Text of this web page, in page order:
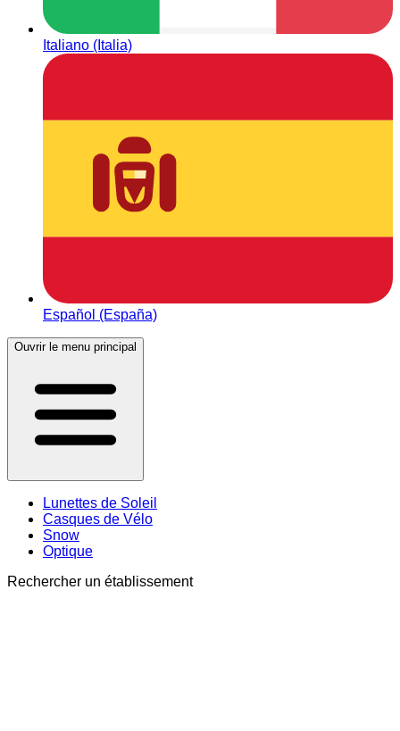
Italiano (Italia)
Español (España)
Ouvrir le menu principal
Lunettes de Soleil
Casques de Vélo
Snow
Optique
Rechercher un établissement